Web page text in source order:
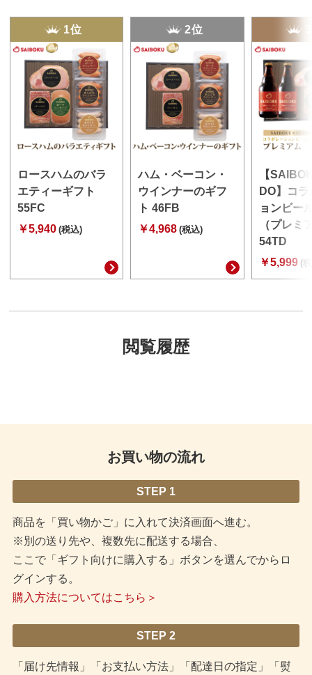
1位
ロースハムのバラ
エティーギフト
55FC
￥5,940 (税込)
2位
ハム・ベーコン・
ウインナーのギフ
ト 46FB
￥4,968 (税込)
【
DO】コ
ョンビー
（プレミ
54TD
￥5,999 (
閲覧履歴
お買い物の流れ
STEP 1
商品を「買い物かご」に入れて決済画面へ進む。
※別の送り先や、複数先に配送する場合、
ここで「ギフト向けに購入する」ボタンを選んでからロ
グインする。
購入方法についてはこちら＞
STEP 2
「届け先情報」「お支払い方法」「配達日の指定」「熨